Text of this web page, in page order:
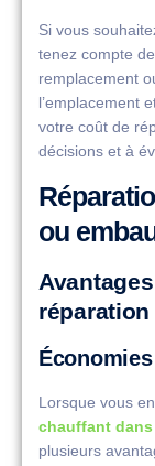
Si vous
tenez compte
remplacement
l’emplacement
votre coût de
décisions et à
ou
Lorsque vous
chauffant
plusieurs